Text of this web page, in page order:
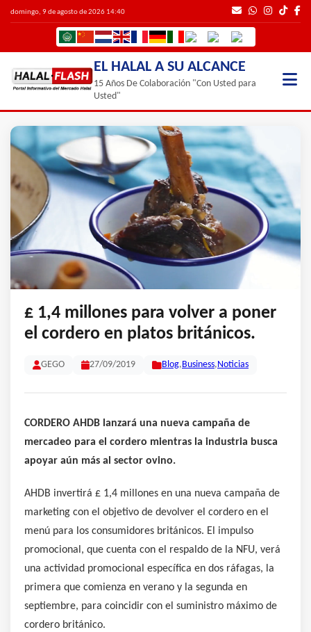
domingo, 9 de agosto de 2026 14:40
EL HALAL A SU ALCANCE
15 Años De Colaboración "Con Usted para
Usted"
£ 1,4 millones para volver a poner
el cordero en platos británicos.
GEGO 27/09/2019 Blog, Business, Noticias
CORDERO AHDB lanzará una nueva campaña de
mercadeo para el cordero mientras la industria busca
apoyar aún más al sector ovino.
AHDB invertirá £ 1,4 millones en una nueva campaña de
marketing con el objetivo de devolver el cordero en el
menú para los consumidores británicos. El impulso
promocional, que cuenta con el respaldo de la NFU, verá
una actividad promocional específica en dos ráfagas, la
primera que comienza en verano y la segunda en
septiembre, para coincidir con el suministro máximo de
cordero británico.